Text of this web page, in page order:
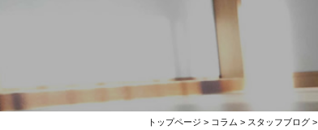
トップページ > コラム > スタッフブログ